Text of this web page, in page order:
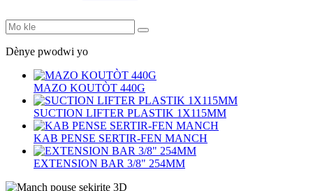
Dènye pwodwi yo
MAZO KOUTÒT 440G
SUCTION LIFTER PLASTIK 1X115MM
KAB PENSE SERTIR-FEN MANCH
EXTENSION BAR 3/8" 254MM